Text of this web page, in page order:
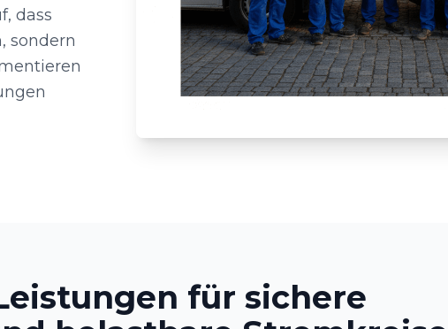
dass
sondern
für sichere